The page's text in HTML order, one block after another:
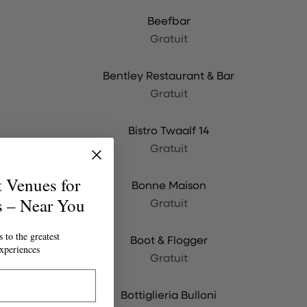
Beefbar
Gratuit
Bentley Restaurant & Bar
Gratuit
Bistro Twaalf 14
Gratuit
Bonne Maison
Gratuit
Boot & Flogger
Gratuit
Bottiglieria Bulloni
for
– Near You
to the greatest